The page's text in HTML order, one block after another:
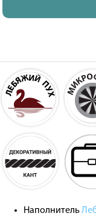
Наполнитель